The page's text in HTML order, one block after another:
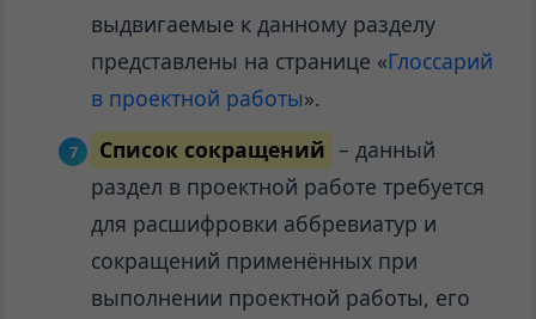
выдвигаемые к данному разделу
представлены на странице «Глоссарий
в проектной работы».
Список сокращений – данный
раздел в проектной работе требуется
для расшифровки аббревиатур и
сокращений применённых при
выполнении проектной работы, его